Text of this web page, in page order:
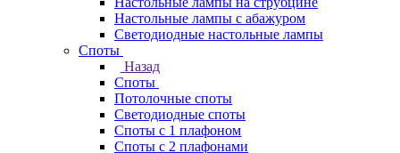
Настольные лампы с абажуром
Светодиодные настольные лампы
Споты
Назад
Споты
Потолочные споты
Светодиодные споты
Споты с 1 плафоном
Споты с 2 плафонами